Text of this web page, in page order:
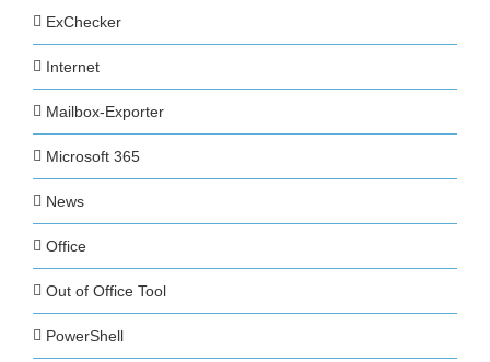
ExChecker
Internet
Mailbox-Exporter
Microsoft 365
News
Office
Out of Office Tool
PowerShell